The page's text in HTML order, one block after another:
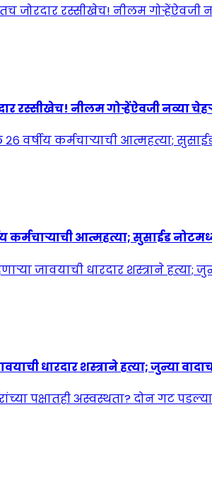
रस्सीखेच! नीलम गोऱ्हेंऐवजी नव्या
कर्मचाऱ्याची आत्महत्या; सुसाईड
धारदार शस्त्राने हत्या; जुन्या